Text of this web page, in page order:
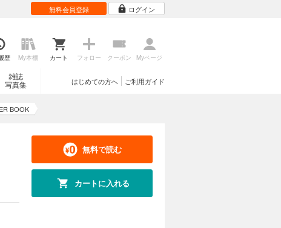
無料会員登録 ログイン
歴 My本棚 カート フォロー クーポン Myページ
雑誌
写真集
ご利用ガイド
はじめての方へ
BOOK
無料で読む
カートに入れる